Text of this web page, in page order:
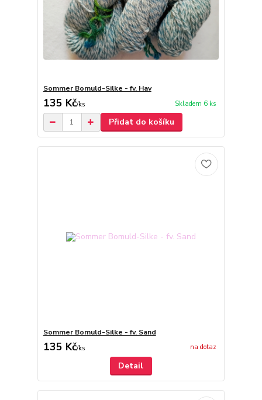
Sommer Bomuld-Silke - fv. Hav
135 Kč/ks Skladem 6 ks
Přidat do košíku
Sommer Bomuld-Silke - fv. Sand
135 Kč/ks na dotaz
Detail